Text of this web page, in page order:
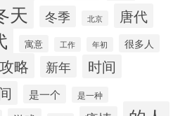
天 冬季 北京 唐代
寓意 工作 年初 很多人
攻略 新年 时间
是一个 是一种